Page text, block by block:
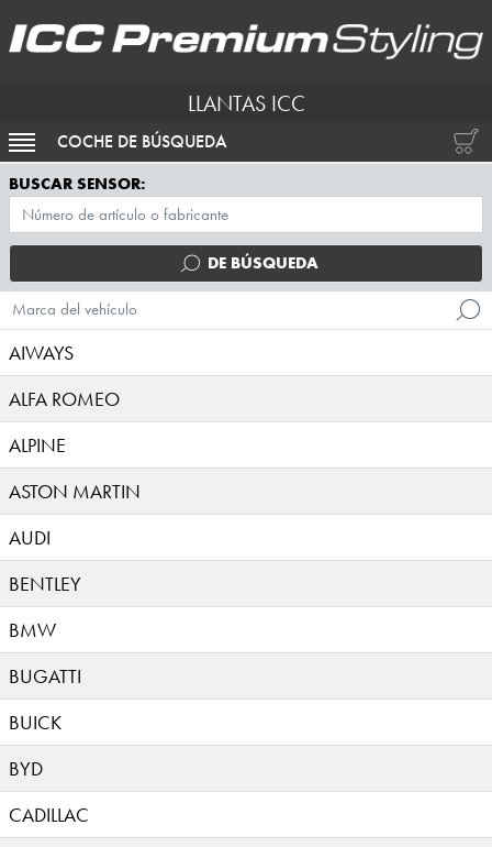
LLANTAS ICC
ACTIVAR NAVEGACIÓN
COCHE DE BÚSQUEDA
BUSCAR SENSOR:
DE BÚSQUEDA
Marca del vehículo
AIWAYS
ALFA ROMEO
ALPINE
ASTON MARTIN
AUDI
BENTLEY
BMW
BUGATTI
BUICK
BYD
CADILLAC